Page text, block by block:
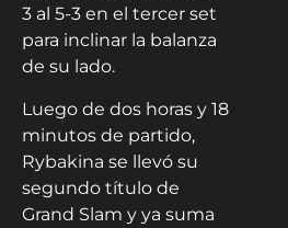
3 al 5-3 en el tercer set
para inclinar la balanza
de su lado.
Luego de dos horas y 18
minutos de partido,
Rybakina se llevó su
segundo título de
Grand Slam y ya suma